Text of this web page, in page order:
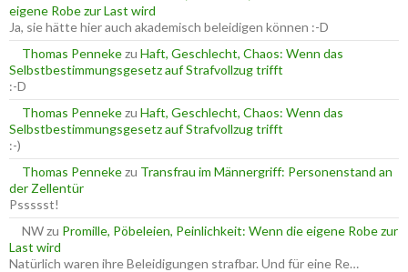
c
h
:
eigene Robe zur Last wird
Ja, sie hätte hier auch akademisch beleidigen können :-D
Thomas Pennekezu Haft, Geschlecht, Chaos: Wenn das
Selbstbestimmungsgesetz auf Strafvollzug trifft
:-D
Thomas Pennekezu Haft, Geschlecht, Chaos: Wenn das
Selbstbestimmungsgesetz auf Strafvollzug trifft
:-)
Thomas Pennekezu Transfrau im Männergriff: Personenstand an
der Zellentür
Pssssst!
NWzu Promille, Pöbeleien, Peinlichkeit: Wenn die eigene Robe zur
Last wird
Natürlich waren ihre Beleidigungen strafbar. Und für eine Re…